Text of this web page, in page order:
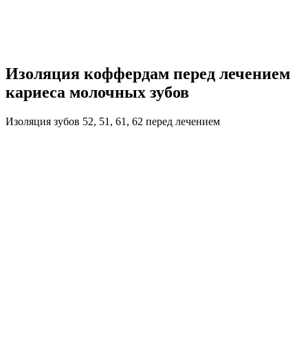
Изоляция коффердам перед лечением
кариеса молочных зубов
Изоляция зубов 52, 51, 61, 62 перед лечением